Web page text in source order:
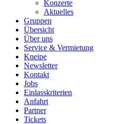
Konzerte
Aktuelles
Gruppen
Übersicht
Über uns
Service & Vermietung
Kneipe
Newsletter
Kontakt
Jobs
Einlasskriterien
Anfahrt
Partner
Tickets